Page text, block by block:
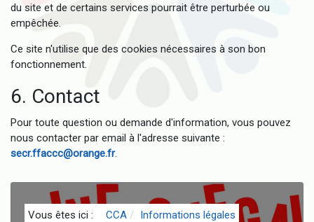
du site et de certains services pourrait être perturbée ou
empêchée.
Ce site n'utilise que des cookies nécessaires à son bon
fonctionnement.
6. Contact
Pour toute question ou demande d'information, vous pouvez
nous contacter par email à l'adresse suivante :
secr.ffaccc@orange.fr.
Vous êtes ici : CCA Informations légales